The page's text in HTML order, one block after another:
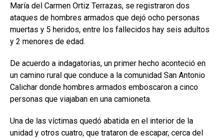
María del Carmen Ortiz Terrazas, se registraron dos
ataques de hombres armados que dejó ocho personas
muertas y 5 heridos, entre los fallecidos hay seis adultos
y 2 menores de edad.
De acuerdo a indagatorias, un primer hecho aconteció en
un camino rural que conduce a la comunidad San Antonio
Calichar donde hombres armados emboscaron a cinco
personas que viajaban en una camioneta.
Una de las víctimas quedó abatida en el interior de la
unidad y otros cuatro, que trataron de escapar, cerca del